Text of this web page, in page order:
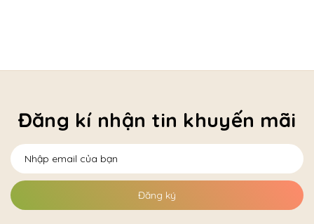
Đăng kí nhận tin khuyến mãi
Đăng ký